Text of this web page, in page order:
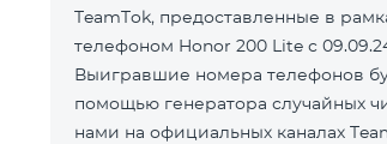
TeamTok, предоставленные в
телефоном Honor 200 Lite с
Выигравшие номера телефонов
помощью генератора случайных
нами на официальных каналах